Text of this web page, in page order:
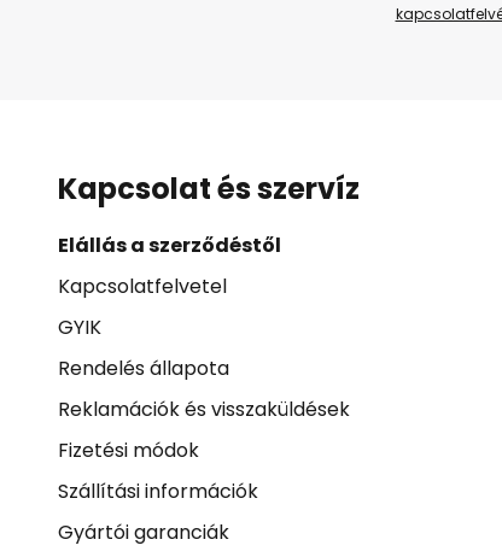
Kapcsolat és szervíz
Elállás a szerződéstől
Kapcsolatfelvetel
GYIK
Rendelés állapota
Reklamációk és visszaküldések
Fizetési módok
Szállítási információk
Gyártói garanciák